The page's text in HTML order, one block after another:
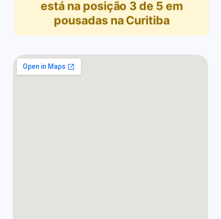
está na posição 3 de 5 em
pousadas na Curitiba